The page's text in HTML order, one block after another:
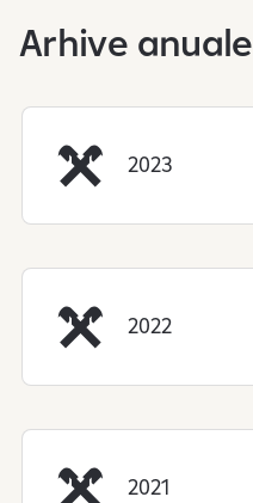
Arhive anuale
2023
2022
2021